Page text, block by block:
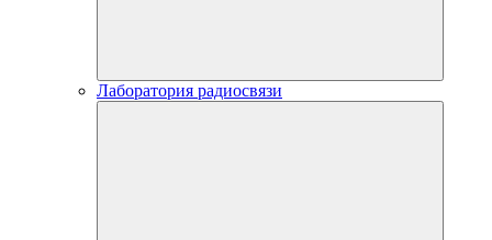
Лаборатория радиосвязи